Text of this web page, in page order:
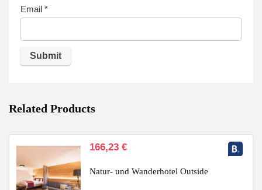
Email *
Related Products
166,23 €
Natur- und Wanderhotel Outside